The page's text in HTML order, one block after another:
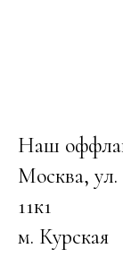
Наш
Москва,
11к1
м. Курская